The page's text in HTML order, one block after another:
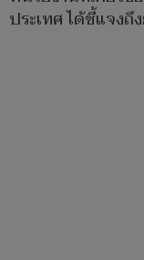
ประเทศ ได้ชี้แจง